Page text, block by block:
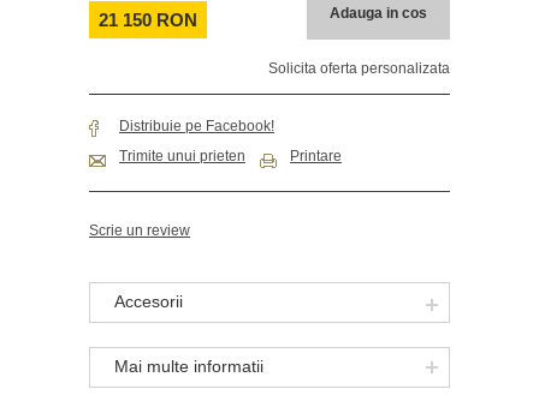
21 150 RON Adauga in cos
Solicita oferta personalizata
Distribuie pe Facebook!
Trimite unui prieten
Printare
Scrie un review
Accesorii
Mai multe informatii